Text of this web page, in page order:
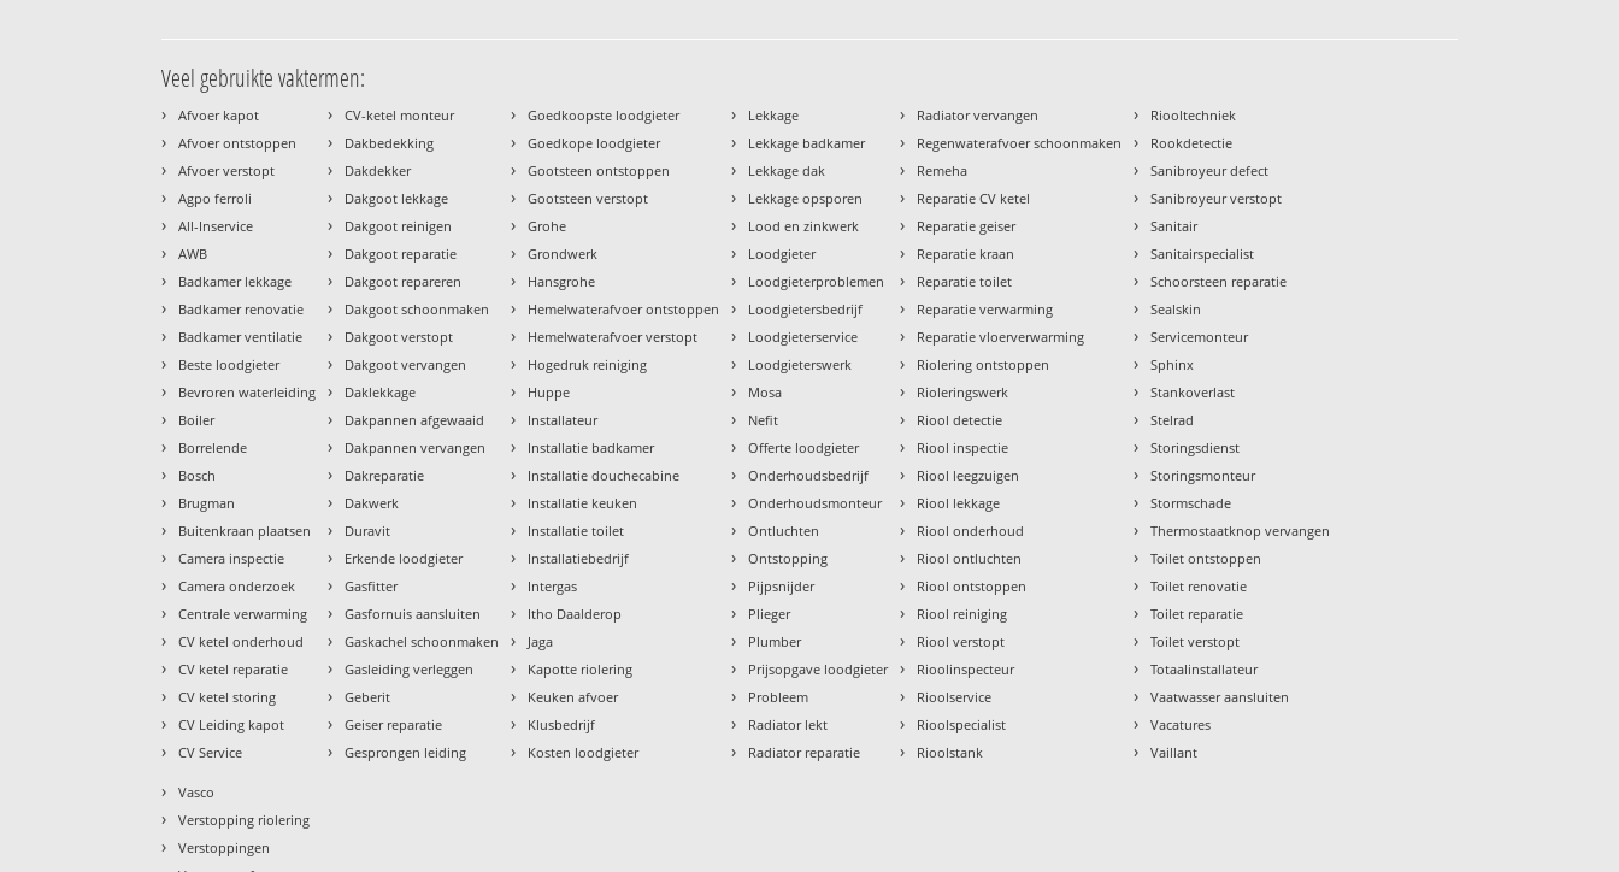
Veel gebruikte vaktermen:
› Afvoer kapot
› Afvoer ontstoppen
› Afvoer verstopt
› Agpo ferroli
› All-Inservice
› AWB
› Badkamer lekkage
› Badkamer renovatie
› Badkamer ventilatie
› Beste loodgieter
› Bevroren waterleiding
› Boiler
› Borrelende
› Bosch
› Brugman
› Buitenkraan plaatsen
› Camera inspectie
› Camera onderzoek
› Centrale verwarming
› CV ketel onderhoud
› CV ketel reparatie
› CV ketel storing
› CV Leiding kapot
› CV Service
› CV-ketel monteur
› Dakbedekking
› Dakdekker
› Dakgoot lekkage
› Dakgoot reinigen
› Dakgoot reparatie
› Dakgoot repareren
› Dakgoot schoonmaken
› Dakgoot verstopt
› Dakgoot vervangen
› Daklekkage
› Dakpannen afgewaaid
› Dakpannen vervangen
› Dakreparatie
› Dakwerk
› Duravit
› Erkende loodgieter
› Gasfitter
› Gasfornuis aansluiten
› Gaskachel schoonmaken
› Gasleiding verleggen
› Geberit
› Geiser reparatie
› Gesprongen leiding
› Goedkoopste loodgieter
› Goedkope loodgieter
› Gootsteen ontstoppen
› Gootsteen verstopt
› Grohe
› Grondwerk
› Hansgrohe
› Hemelwaterafvoer ontstoppen
› Hemelwaterafvoer verstopt
› Hogedruk reiniging
› Huppe
› Installateur
› Installatie badkamer
› Installatie douchecabine
› Installatie keuken
› Installatie toilet
› Installatiebedrijf
› Intergas
› Itho Daalderop
› Jaga
› Kapotte riolering
› Keuken afvoer
› Klusbedrijf
› Kosten loodgieter
› Lekkage
› Lekkage badkamer
› Lekkage dak
› Lekkage opsporen
› Lood en zinkwerk
› Loodgieter
› Loodgieterproblemen
› Loodgietersbedrijf
› Loodgieterservice
› Loodgieterswerk
› Mosa
› Nefit
› Offerte loodgieter
› Onderhoudsbedrijf
› Onderhoudsmonteur
› Ontluchten
› Ontstopping
› Pijpsnijder
› Plieger
› Plumber
› Prijsopgave loodgieter
› Probleem
› Radiator lekt
› Radiator reparatie
› Radiator vervangen
› Regenwaterafvoer schoonmaken
› Remeha
› Reparatie CV ketel
› Reparatie geiser
› Reparatie kraan
› Reparatie toilet
› Reparatie verwarming
› Reparatie vloerverwarming
› Riolering ontstoppen
› Rioleringswerk
› Riool detectie
› Riool inspectie
› Riool leegzuigen
› Riool lekkage
› Riool onderhoud
› Riool ontluchten
› Riool ontstoppen
› Riool reiniging
› Riool verstopt
› Rioolinspecteur
› Rioolservice
› Rioolspecialist
› Rioolstank
› Riooltechniek
› Rookdetectie
› Sanibroyeur defect
› Sanibroyeur verstopt
› Sanitair
› Sanitairspecialist
› Schoorsteen reparatie
› Sealskin
› Servicemonteur
› Sphinx
› Stankoverlast
› Stelrad
› Storingsdienst
› Storingsmonteur
› Stormschade
› Thermostaatknop vervangen
› Toilet ontstoppen
› Toilet renovatie
› Toilet reparatie
› Toilet verstopt
› Totaalinstallateur
› Vaatwasser aansluiten
› Vacatures
› Vaillant
› Vasco
› Verstopping riolering
› Verstoppingen